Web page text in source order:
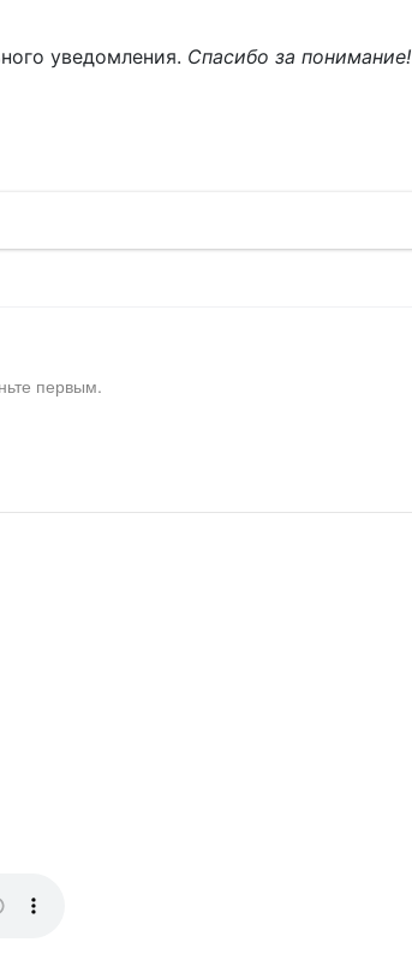
уведомления. Спасибо за понимание!
первым.